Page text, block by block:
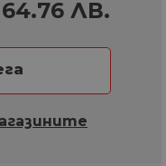
64.76 ЛВ.